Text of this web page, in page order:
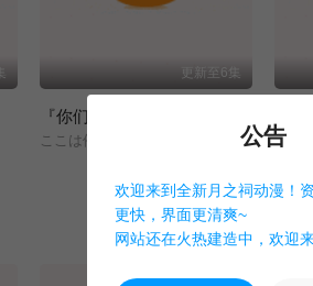
更新至6集
領民
公告
欢迎来到全新月之祠动漫！
更快，界面更清爽~
网站还在火热建造中，欢迎来